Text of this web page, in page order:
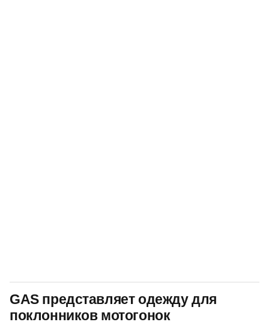
GAS представляет одежду для
поклонников мотогонок